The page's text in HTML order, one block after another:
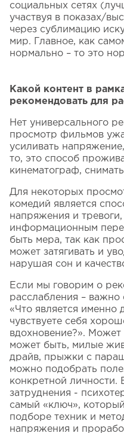
социальных сетях
участвуя в показах/
через сублимацию
мир. Главное, как
нормально – то это
Какой контент в
рекомендовать для
Нет универсального
просмотр фильмов
усиливать
то, это способ
кинематограф,
Для некоторых
комедий является
напряжения и
информационным
быть мера, так как
может затягивать и
нарушая сон и
Если мы говорим о
расслабления – важно
«Что является именно
чувствуете себя
вдохновение?». Может
может быть, милые
драйв, прыжки с
можно подобрать
конкретной личности.
затруднения -
самый «ключ»,
подборе техник и
напряжения и